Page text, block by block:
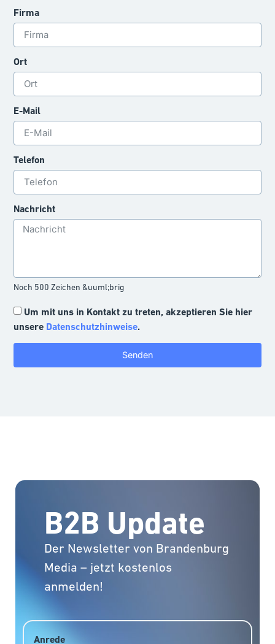
Firma
Ort
E-Mail
Telefon
Nachricht
Noch 500 Zeichen &uuml;brig
Um mit uns in Kontakt zu treten, akzeptieren Sie hier
unsere Datenschutzhinweise.
Senden
B2B Update
Der Newsletter von Brandenburg
Media – jetzt kostenlos
anmelden!
Anrede